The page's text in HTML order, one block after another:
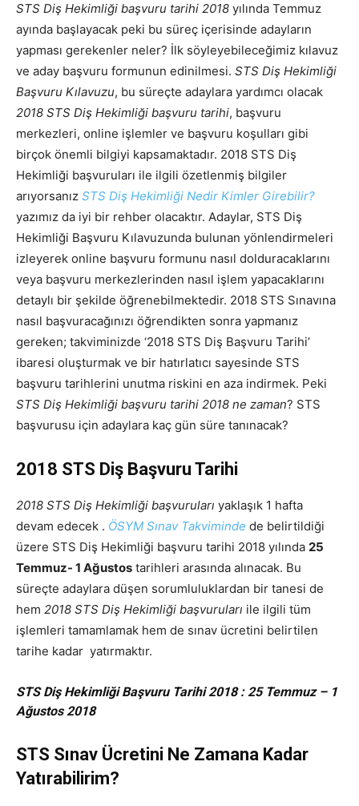
STS Diş Hekimliği başvuru tarihi 2018 yılında Temmuz
ayında başlayacak peki bu süreç içerisinde adayların
yapması gerekenler neler? İlk söyleyebileceğimiz kılavuz
ve aday başvuru formunun edinilmesi. STS Diş Hekimliği
Başvuru Kılavuzu, bu süreçte adaylara yardımcı olacak
2018 STS Diş Hekimliği başvuru tarihi, başvuru
merkezleri, online işlemler ve başvuru koşulları gibi
birçok önemli bilgiyi kapsamaktadır. 2018 STS Diş
Hekimliği başvuruları ile ilgili özetlenmiş bilgiler
arıyorsanız STS Diş Hekimliği Nedir Kimler Girebilir?
yazımız da iyi bir rehber olacaktır. Adaylar, STS Diş
Hekimliği Başvuru Kılavuzunda bulunan yönlendirmeleri
izleyerek online başvuru formunu nasıl dolduracaklarını
veya başvuru merkezlerinden nasıl işlem yapacaklarını
detaylı bir şekilde öğrenebilmektedir. 2018 STS Sınavına
nasıl başvuracağınızı öğrendikten sonra yapmanız
gereken; takviminizde ‘2018 STS Diş Başvuru Tarihi’
ibaresi oluşturmak ve bir hatırlatıcı sayesinde STS
başvuru tarihlerini unutma riskini en aza indirmek. Peki
STS Diş Hekimliği başvuru tarihi 2018 ne zaman? STS
başvurusu için adaylara kaç gün süre tanınacak?
2018 STS Diş Başvuru Tarihi
2018 STS Diş Hekimliği başvuruları yaklaşık 1 hafta
devam edecek . ÖSYM Sınav Takviminde de belirtildiği
üzere STS Diş Hekimliği başvuru tarihi 2018 yılında 25
Temmuz- 1 Ağustos tarihleri arasında alınacak. Bu
süreçte adaylara düşen sorumluluklardan bir tanesi de
hem 2018 STS Diş Hekimliği başvuruları ile ilgili tüm
işlemleri tamamlamak hem de sınav ücretini belirtilen
tarihe kadar yatırmaktır.
STS Diş Hekimliği Başvuru Tarihi 2018 : 25 Temmuz – 1
Ağustos 2018
STS Sınav Ücretini Ne Zamana Kadar
Yatırabilirim?